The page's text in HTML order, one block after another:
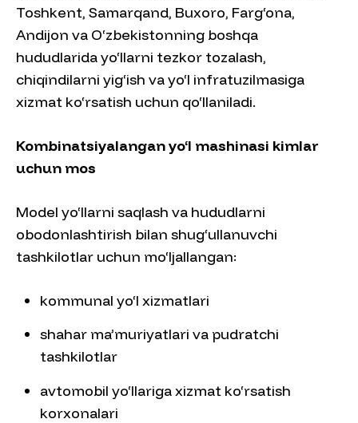
Toshkent, Samarqand, Buxoro, Farg‘ona,
Andijon va O‘zbekistonning boshqa
hududlarida yo‘llarni tezkor tozalash,
chiqindilarni yig‘ish va yo‘l infratuzilmasiga
xizmat ko‘rsatish uchun qo‘llaniladi.
Kombinatsiyalangan yo‘l mashinasi kimlar
uchun mos
Model yo‘llarni saqlash va hududlarni
obodonlashtirish bilan shug‘ullanuvchi
tashkilotlar uchun mo‘ljallangan:
kommunal yo‘l xizmatlari
shahar ma’muriyatlari va pudratchi
tashkilotlar
avtomobil yo‘llariga xizmat ko‘rsatish
korxonalari